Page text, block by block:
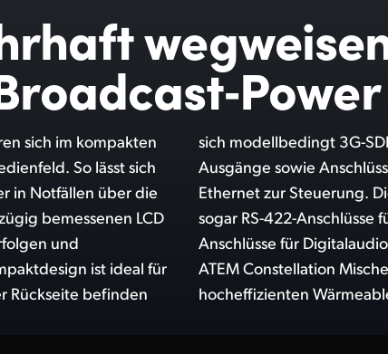
sich im kompakten
So lässt sich
in Notfällen über die
bemessenen LCD
und
ist ideal für
Rückseite befinden
SDI-Eingänge, Aux-
Audio und
M/E-Modelle haben
Steuerung und MADI-
Power sind
ihrer innovativen,
hocheffizienten